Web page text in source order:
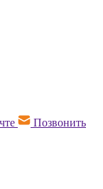
Позвонить